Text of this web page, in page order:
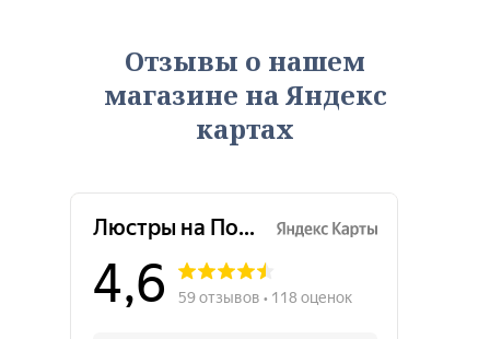
Отзывы о нашем
магазине на Яндекс
картах